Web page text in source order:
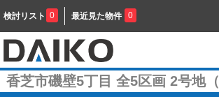
検討リスト 0 最近見た物件 0
香芝市磯壁5丁目 全5区画 2号地（